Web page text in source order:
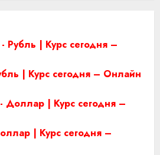
Рубль | Курс сегодня –
| Курс сегодня – Онлайн
Доллар | Курс сегодня –
| Курс сегодня –